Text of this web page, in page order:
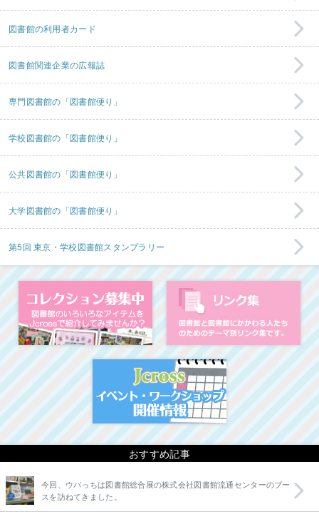
図書館の利用者カード
図書館関連企業の広報誌
専門図書館の「図書館便り」
学校図書館の「図書館便り」
公共図書館の「図書館便り」
大学図書館の「図書館便り」
第5回 東京・学校図書館スタンプラリー
コレクション募集中 図
イベント・ワーク
おすすめ記事
今回、ウパっちは図書館総合展の株式会社図書館流通センターのブー
スを訪ねてきました。